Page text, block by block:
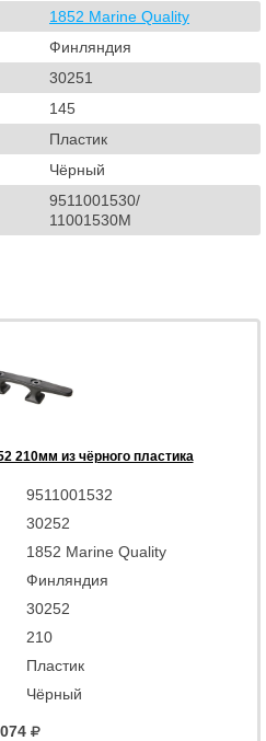
1852 Marine Quality
Финляндия
30251
145
Пластик
Чёрный
9511001530/
11001530M
210мм из чёрного пластика
9511001532
30252
1852 Marine Quality
Финляндия
30252
210
Пластик
Чёрный